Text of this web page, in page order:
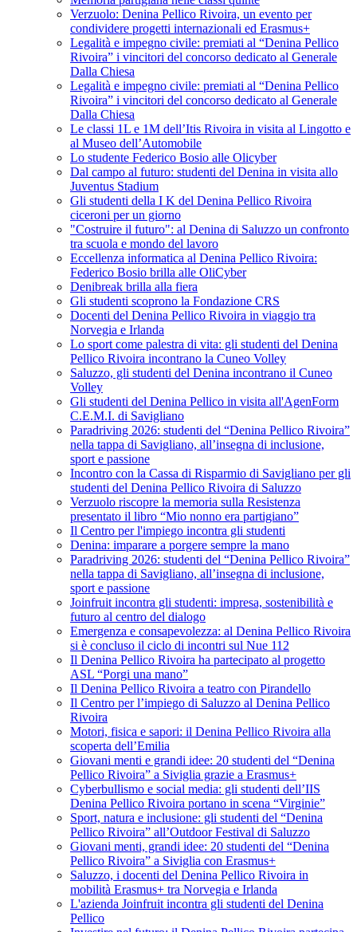
Verzuolo: Denina Pellico Rivoira, un evento per
condividere progetti internazionali ed Erasmus+
Legalità e impegno civile: premiati al “Denina Pellico
Rivoira” i vincitori del concorso dedicato al Generale
Dalla Chiesa
Legalità e impegno civile: premiati al “Denina Pellico
Rivoira” i vincitori del concorso dedicato al Generale
Dalla Chiesa
Le classi 1L e 1M dell’Itis Rivoira in visita al Lingotto e
al Museo dell’Automobile
Lo studente Federico Bosio alle Olicyber
Dal campo al futuro: studenti del Denina in visita allo
Juventus Stadium
Gli studenti della I K del Denina Pellico Rivoira
ciceroni per un giorno
"Costruire il futuro": al Denina di Saluzzo un confronto
tra scuola e mondo del lavoro
Eccellenza informatica al Denina Pellico Rivoira:
Federico Bosio brilla alle OliCyber
Denibreak brilla alla fiera
Gli studenti scoprono la Fondazione CRS
Docenti del Denina Pellico Rivoira in viaggio tra
Norvegia e Irlanda
Lo sport come palestra di vita: gli studenti del Denina
Pellico Rivoira incontrano la Cuneo Volley
Saluzzo, gli studenti del Denina incontrano il Cuneo
Volley
Gli studenti del Denina Pellico in visita all'AgenForm
C.E.M.I. di Savigliano
Paradriving 2026: studenti del “Denina Pellico Rivoira”
nella tappa di Savigliano, all’insegna di inclusione,
sport e passione
Incontro con la Cassa di Risparmio di Savigliano per gli
studenti del Denina Pellico Rivoira di Saluzzo
Verzuolo riscopre la memoria sulla Resistenza
presentato il libro “Mio nonno era partigiano”
Il Centro per l'impiego incontra gli studenti
Denina: imparare a porgere sempre la mano
Paradriving 2026: studenti del “Denina Pellico Rivoira”
nella tappa di Savigliano, all’insegna di inclusione,
sport e passione
Joinfruit incontra gli studenti: impresa, sostenibilità e
futuro al centro del dialogo
Emergenza e consapevolezza: al Denina Pellico Rivoira
si è concluso il ciclo di incontri sul Nue 112
Il Denina Pellico Rivoira ha partecipato al progetto
ASL “Porgi una mano”
Il Denina Pellico Rivoira a teatro con Pirandello
Il Centro per l’impiego di Saluzzo al Denina Pellico
Rivoira
Motori, fisica e sapori: il Denina Pellico Rivoira alla
scoperta dell’Emilia
Giovani menti e grandi idee: 20 studenti del “Denina
Pellico Rivoira” a Siviglia grazie a Erasmus+
Cyberbullismo e social media: gli studenti dell’IIS
Denina Pellico Rivoira portano in scena “Virginie”
Sport, natura e inclusione: gli studenti del “Denina
Pellico Rivoira” all’Outdoor Festival di Saluzzo
Giovani menti, grandi idee: 20 studenti del “Denina
Pellico Rivoira” a Siviglia con Erasmus+
Saluzzo, i docenti del Denina Pellico Rivoira in
mobilità Erasmus+ tra Norvegia e Irlanda
L'azienda Joinfruit incontra gli studenti del Denina
Pellico